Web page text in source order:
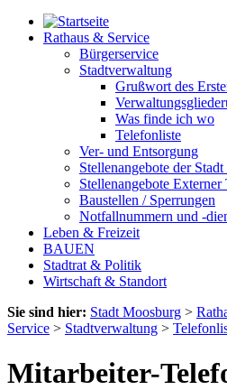
Rathaus & Service
Bürgerservice
Stadtverwaltung
Grußwort des
Was finde ich wo
Telefonliste
Ver- und Entsorgung
Stellenangebote der
Stellenangebote
Baustellen / Sperrungen
Notfallnummern und -
Leben & Freizeit
BAUEN
Stadtrat & Politik
Wirtschaft & Standort
Sie sind hier: Stadt Moosburg >
Service > Stadtverwaltung >
Mitarbeiter-